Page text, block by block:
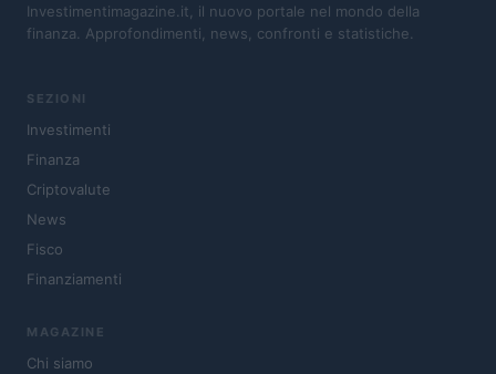
Investimentimagazine.it, il nuovo portale nel mondo della
finanza. Approfondimenti, news, confronti e statistiche.
SEZIONI
Investimenti
Finanza
Criptovalute
News
Fisco
Finanziamenti
MAGAZINE
Chi siamo